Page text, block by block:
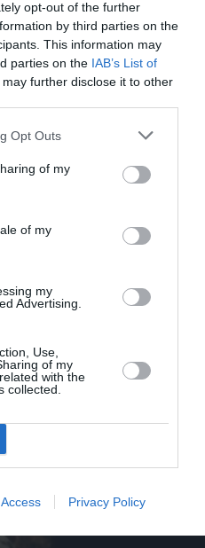
opt-out of the further
by third parties on the
This information may
parties on the IAB’s List of
may further disclose it to other
Opt Outs
of my
of my
my
Advertising.
Use,
of my
with the
collected.
Privacy Policy
τι θα
τι θα δώσουμε
μας – Oι
ειδικών